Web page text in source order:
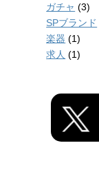
ガチャ (3)
SPブランド
楽器 (1)
求人 (1)